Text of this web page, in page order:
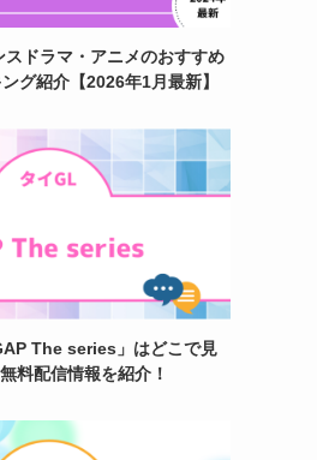
ドラマ・アニメのおすすめ
グ紹介【2026年1月最新】
The series」はどこで見
料配信情報を紹介！